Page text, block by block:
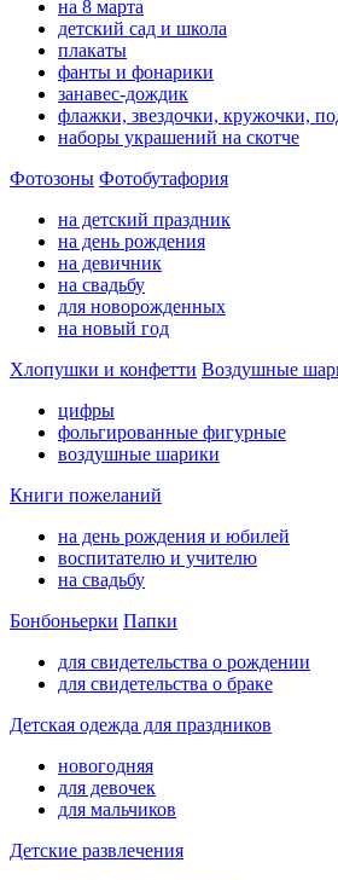
на 8 марта
детский сад и школа
плакаты
фанты и фонарики
занавес-дождик
флажки, звездочки, кружочки,
наборы украшений на скотче
Фотозоны Фотобутафория
на детский праздник
на день рождения
на девичник
на свадьбу
для новорожденных
на новый год
Хлопушки и конфетти Воздушные
цифры
фольгированные фигурные
воздушные шарики
Книги пожеланий
на день рождения и юбилей
воспитателю и учителю
на свадьбу
Бонбоньерки Папки
для свидетельства о рождении
для свидетельства о браке
Детская одежда для праздников
новогодняя
для девочек
для мальчиков
Детские развлечения